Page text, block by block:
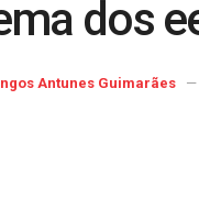
dos
Antunes Guimarães